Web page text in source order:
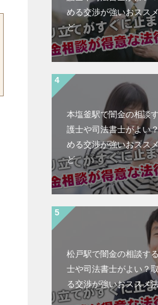
める交渉が強いおスス
ど
本塩釜駅で闇金の相談
護士や司法書士がよい
める交渉が強いおスス
ど
松戸駅で闇金の相談す
士や司法書士がよい？
る交渉が強いおススメ